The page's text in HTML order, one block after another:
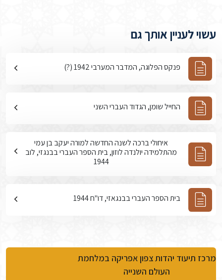
עשוי לעניין אותך גם
פנקס הפלוגה, המדבר המערבי 1942 (?)
החייל שומן, הגדוד העברי השני
איחולי ברכה לשנה החדשה למורה יעקב בן עמי
מהתלמידה יולנדה לוזון, בית הספר העברי בבנגזי, לוב
1944
בית הספר העברי בבנגאזי, דו"ח 1944
מרכז תיעוד יהדות צפון אפריקה במלחמת
העולם השנייה